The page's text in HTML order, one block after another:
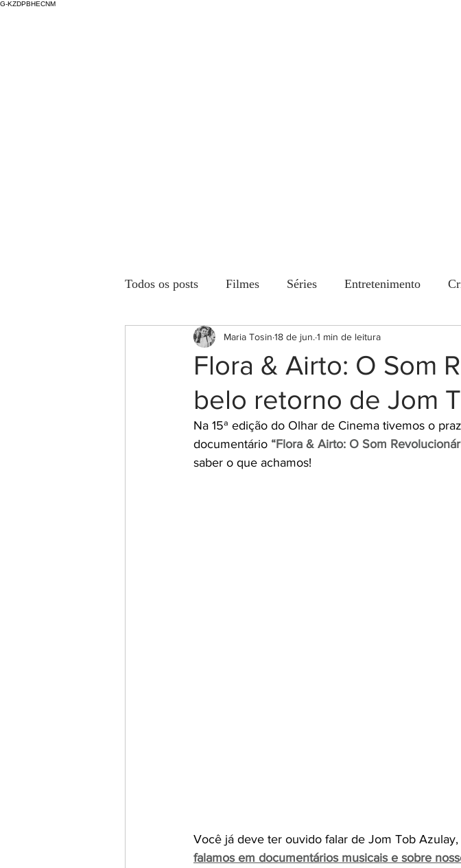
G-KZDPBHECNM
Todos os posts Filmes Séries Entretenimento
Flora & Airto: O Som
belo retorno de Jom
Maria Tosin 18 de jun. 1 min de leitura
Na 15ª edição do Olhar de Cinema tivemos o
documentário “Flora & Airto: O Som
saber o que achamos!
Você já deve ter ouvido falar de Jom Tob Azulay,
falamos em documentários musicais e sobre